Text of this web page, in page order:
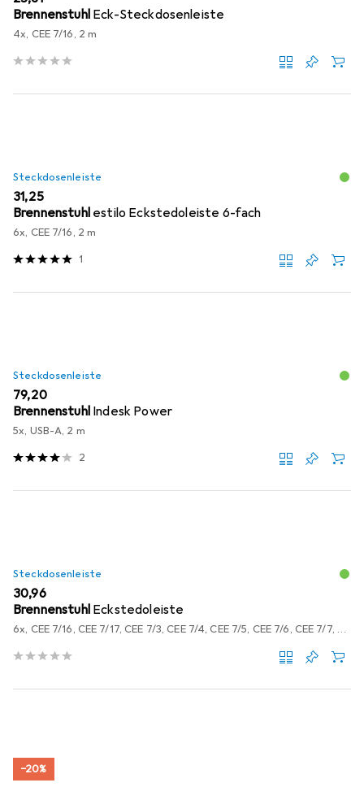
Brennenstuhl Eck-Steckdosenleiste
4x, CEE 7/16, 2 m
Steckdosenleiste
EUR
31,25
Brennenstuhl estilo Eckstedoleiste 6-fach
6x, CEE 7/16, 2 m
1
Steckdosenleiste
EUR
79,20
Brennenstuhl Indesk Power
5x, USB-A, 2 m
2
Steckdosenleiste
EUR
30,96
Brennenstuhl Eckstedoleiste
6x, CEE 7/16, CEE 7/17, CEE 7/3, CEE 7/4, CEE 7/5, CEE 7/6, CEE 7/7, Typ 12, Typ 13, Typ 15, Typ 23, USB-A, 2 m
−20%